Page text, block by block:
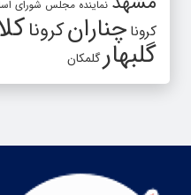
نماینده مجلس شورای
کرونا چنارانکرونا
گلبهارگلمکان